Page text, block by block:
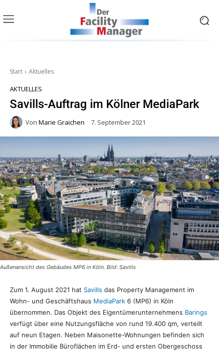
Start Aktuelles
AKTUELLES
Savills-Auftrag im Kölner MediaPark
Von Marie Graichen 7. September 2021
Außenansicht des Gebäudes MP6 in Köln. Bild: Savills
Zum 1. August 2021 hat Savills das Property Management im
Wohn- und Geschäftshaus MediaPark 6 (MP6) in Köln
übernommen. Das Objekt des Eigentümerunternehmens Barings
verfügt über eine Nutzungsfläche von rund 19.400 qm, verteilt
auf neun Etagen. Neben Maisonette-Wohnungen befinden sich
in der Immobilie Büroflächen im Erd- und ersten Obergeschoss